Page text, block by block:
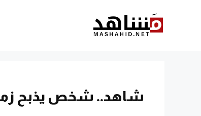
شاهد.. شخص يذبح